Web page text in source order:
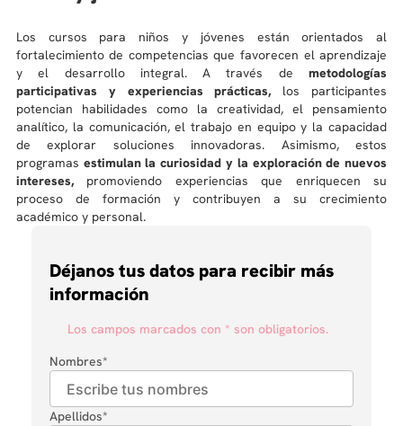
Los cursos para niños y jóvenes están orientados al
fortalecimiento de competencias que favorecen el aprendizaje
y el desarrollo integral. A través demetodologías
participativas y experiencias prácticas, los participantes
potencian habilidades como la creatividad, el pensamiento
analítico, la comunicación, el trabajo en equipo y la capacidad
de explorar soluciones innovadoras. Asimismo, estos
programas estimulan la curiosidad y la exploración de nuevos
intereses,promoviendo experiencias que enriquecen su
proceso de formación y contribuyen a su crecimiento
académico y personal.
Déjanos tus datos para recibir más
información
Los campos marcados con * son obligatorios.
Nombres*
Apellidos*